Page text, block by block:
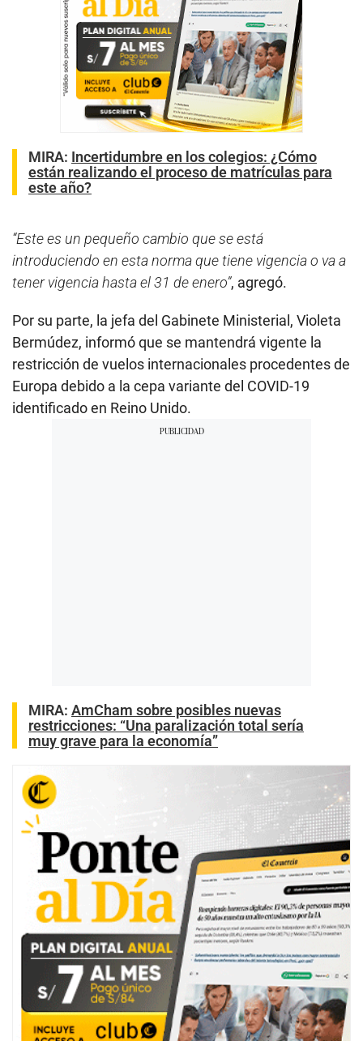
MIRA: Incertidumbre en los colegios: ¿Cómo
están realizando el proceso de matrículas para
este año?
“Este es un pequeño cambio que se está
introduciendo en esta norma que tiene vigencia o va a
tener vigencia hasta el 31 de enero”, agregó.
Por su parte, la jefa del Gabinete Ministerial, Violeta
Bermúdez, informó que se mantendrá vigente la
restricción de vuelos internacionales procedentes de
Europa debido a la cepa variante del COVID-19
identificado en Reino Unido.
MIRA: AmCham sobre posibles nuevas
restricciones: “Una paralización total sería
muy grave para la economía”